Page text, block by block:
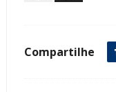
Compartilhe